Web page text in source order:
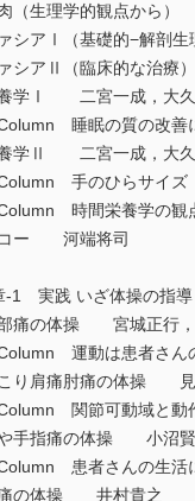
（生理学的観点から
シアⅠ（基礎的−解剖
シアⅡ（臨床的な治
学Ⅰ 二宮一成，大久
睡眠の質の改善
学Ⅱ 二宮一成，大久
手のひらサイ
時間栄養学の
ー 河端将司
-1 実践 いざ体操の指
痛の体操 宮城正行，
運動は患者さん
り肩痛肘痛の体操 見
関節可動域と動
手指痛の体操 小沼
患者さんの生活
の体操 井村貴之